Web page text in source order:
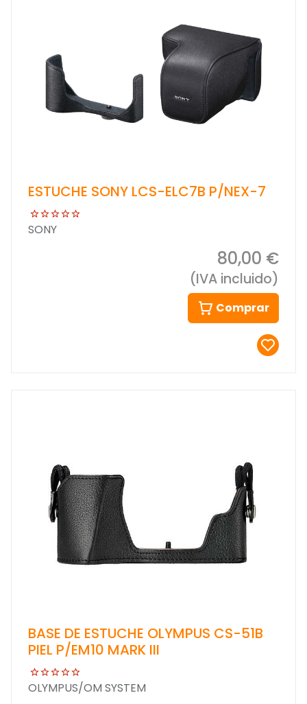
ESTUCHE SONY LCS-ELC7B P/NEX-7
SONY
80,00 €
(IVA incluido)
Comprar
BASE DE ESTUCHE OLYMPUS CS-51B
PIEL P/EM10 MARK III
OLYMPUS/OM SYSTEM